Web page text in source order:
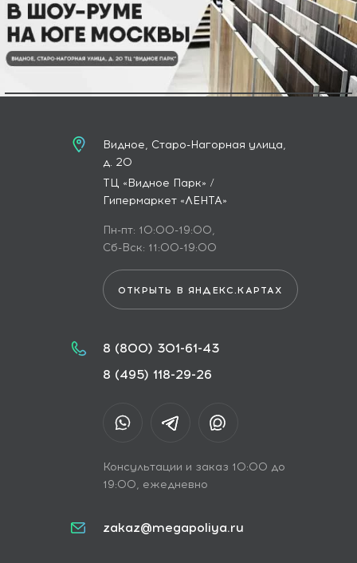
Видное, Старо-Нагорная улица,
д. 20
ТЦ «Видное Парк» /
Гипермаркет «ЛЕНТА»
Пн-пт: 10:00-19:00,
Сб-Вск: 11:00-19:00
ОТКРЫТЬ В ЯНДЕКС.КАРТАХ
8 (800) 301-61-43
8 (495) 118-29-26
Консультации и заказ 10:00 до
19:00, ежедневно
zakaz@megapoliya.ru